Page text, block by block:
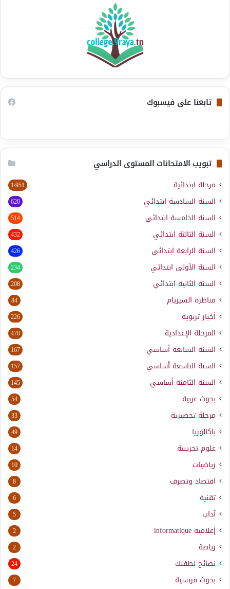
تابعنا على فيسبوك
تبويب الامتحانات المستوى الدراسي
مرحلة ابتدائية 1٬951
السنة السادسة ابتدائي 620
السنة الخامسة ابتدائي 514
السنة الثالثة ابتدائي 432
السنة الرابعة ابتدائي 426
السنة الأولى ابتدائي 234
السنة الثانية ابتدائي 208
مناظرة السيزيام 84
أخبار تربوية 226
المرحلة الإعدادية 470
السنة السابعة أساسي 167
السنة التاسعة أساسي 157
السنة الثامنة أساسي 145
بحوث عربية 54
مرحلة تحضيرية 33
باكالوريا 49
علوم تجريبية 14
رياضيات 10
اقتصاد وتصرف 8
تقنية 6
آداب 5
إعلامية informatique
2
رياضة 2
نصائح لطفلك 24
بحوث فرنسية 7